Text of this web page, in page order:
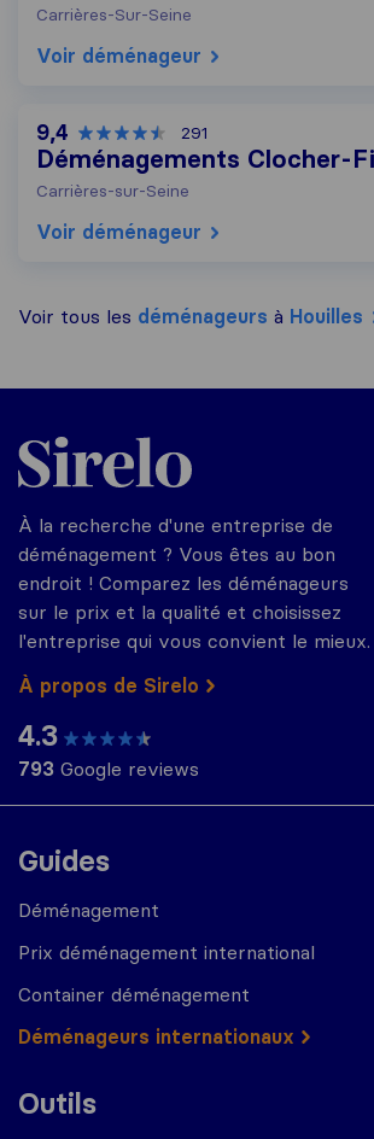
Carrières-Sur-Seine
Voir déménageur
9,4 291
Déménagements Clocher-
Carrières-sur-Seine
Voir déménageur
Voir tous les déménageurs à Houilles
Guides
Déménagement
Prix déménagement international
Container déménagement
Déménageurs internationaux
Outils
Sirelo.fr
À la recherche d'une entreprise de
déménagement ? Vous êtes au bon
endroit ! Comparez les déménageurs
sur le prix et la qualité et choisissez
l'entreprise qui vous convient le mieux.
À propos de Sirelo
4.3
793 Google reviews